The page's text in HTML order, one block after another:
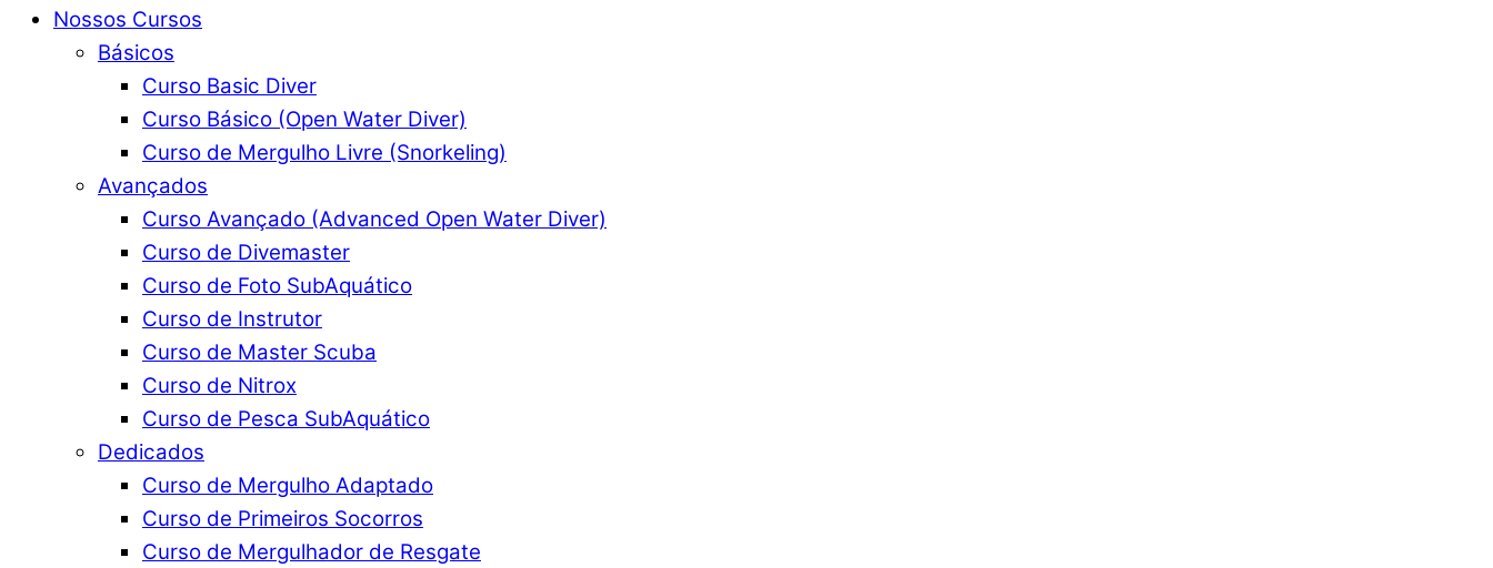
Nossos Cursos
Básicos
Curso Basic Diver
Curso Básico (Open Water Diver)
Curso de Mergulho Livre (Snorkeling)
Avançados
Curso Avançado (Advanced Open Water Diver)
Curso de Divemaster
Curso de Foto SubAquático
Curso de Instrutor
Curso de Master Scuba
Curso de Nitrox
Curso de Pesca SubAquático
Dedicados
Curso de Mergulho Adaptado
Curso de Primeiros Socorros
Curso de Mergulhador de Resgate